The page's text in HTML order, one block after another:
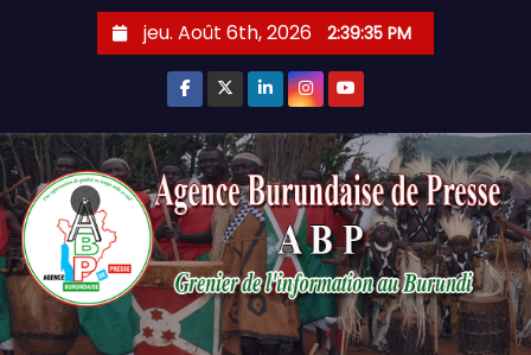
jeu. Août 6th, 2026 2:39:36 PM